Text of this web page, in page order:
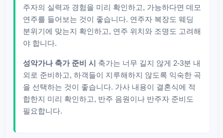
주자의 실력과 경험을 미리 확인하고, 가능하다면 데모
연주를 들어보는 것이 좋습니다. 연주자 복장도 웨딩
분위기에 맞는지 확인하고, 연주 위치와 조명도 고려해
야 합니다.
성악가나 축가 준비 시 축가는 너무 길지 않게 2-3분 내
외로 준비하고, 하객들이 지루해하지 않도록 익숙한 곡
을 선택하는 것이 좋습니다. 가사 내용이 결혼식에 적
합한지 미리 확인하고, 반주 음원이나 반주자 준비도
필요합니다.